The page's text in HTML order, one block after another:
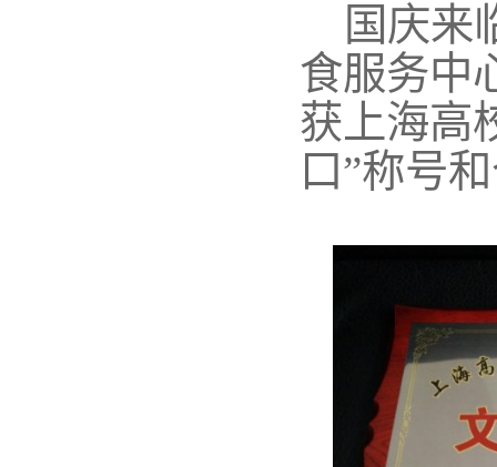
国庆来
食服务中
获上海高
口”称号